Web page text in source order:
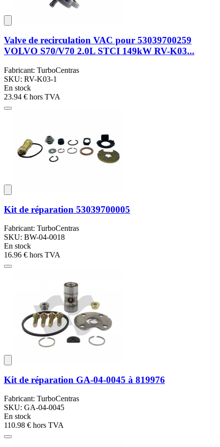
Valve de recirculation VAC pour 53039700259
VOLVO S70/V70 2.0L STCI 149kW RV-K03...
Fabricant: TurboCentras
SKU: RV-K03-1
En stock
23.94 € hors TVA
Kit de réparation 53039700005
Fabricant: TurboCentras
SKU: BW-04-0018
En stock
16.96 € hors TVA
Kit de réparation GA-04-0045 à 819976
Fabricant: TurboCentras
SKU: GA-04-0045
En stock
110.98 € hors TVA